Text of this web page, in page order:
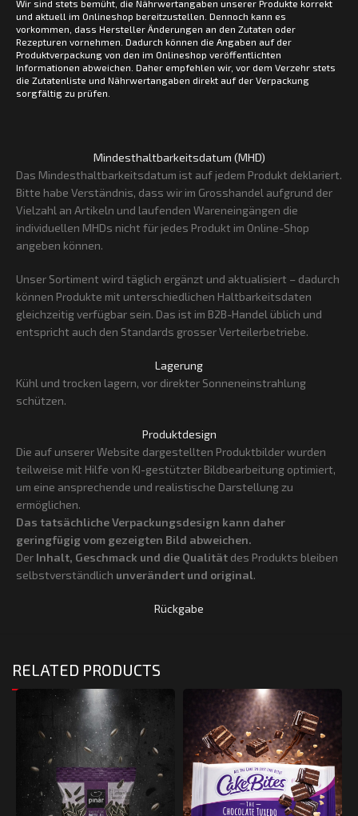
Wir sind stets bemüht, die Nährwertangaben unserer Produkte korrekt
und aktuell im Onlineshop bereitzustellen. Dennoch kann es
vorkommen, dass Hersteller Änderungen an den Zutaten oder
Rezepturen vornehmen. Dadurch können die Angaben auf der
Produktverpackung von den im Onlineshop veröffentlichten
Informationen abweichen. Daher empfehlen wir, vor dem Verzehr stets
die Zutatenliste und Nährwertangaben direkt auf der Verpackung
sorgfältig zu prüfen.
Mindesthaltbarkeitsdatum (MHD)
Das Mindesthaltbarkeitsdatum ist auf jedem Produkt deklariert.
Bitte habe Verständnis, dass wir im Grosshandel aufgrund der
Vielzahl an Artikeln und laufenden Wareneingängen die
individuellen MHDs nicht für jedes Produkt im Online-Shop
angeben können.
Unser Sortiment wird täglich ergänzt und aktualisiert – dadurch
können Produkte mit unterschiedlichen Haltbarkeitsdaten
gleichzeitig verfügbar sein. Das ist im B2B-Handel üblich und
entspricht auch den Standards grosser Verteilerbetriebe.
Lagerung
Kühl und trocken lagern, vor direkter Sonneneinstrahlung
schützen.
Produktdesign
Die auf unserer Website dargestellten Produktbilder wurden
teilweise mit Hilfe von KI-gestützter Bildbearbeitung optimiert,
um eine ansprechende und realistische Darstellung zu
ermöglichen.
Das tatsächliche Verpackungsdesign kann daher
geringfügig vom gezeigten Bild abweichen.
Der Inhalt, Geschmack und die Qualität des Produkts bleiben
selbstverständlich unverändert und original.
Rückgabe
RELATED PRODUCTS